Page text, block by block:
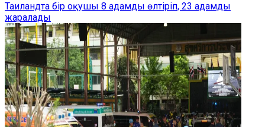
Таиландта бір оқушы 8 адамды өлтіріп, 23 адамды
жаралады